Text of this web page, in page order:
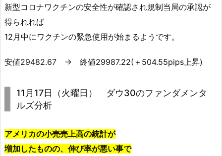
新型コロナワクチンの安全性が確認され規制当局の承認が
得られれば
12月中にワクチンの緊急使用が始まるようです。
安値29482.67 → 終値29987.22(＋504.55pips上昇)
11月17日（火曜日） ダウ30のファンダメンタ
ルズ分析
アメリカの小売売上高の統計が
増加したものの、伸び率が悪い事で